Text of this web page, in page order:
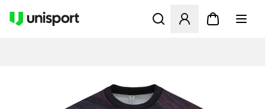
Åbner en Modal til at